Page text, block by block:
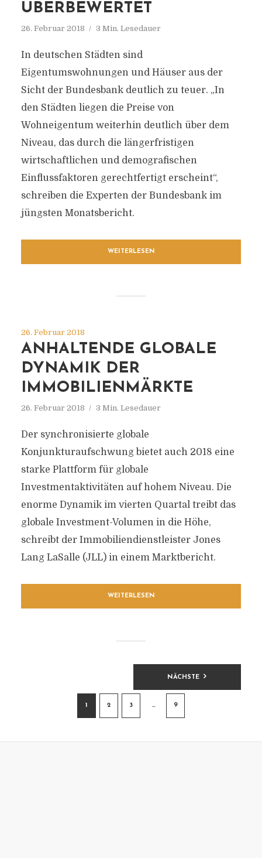
ÜBERBEWERTET
26. Februar 2018 3 Min. Lesedauer
In deutschen Städten sind
Eigentumswohnungen und Häuser aus der
Sicht der Bundesbank deutlich zu teuer. „In
den Städten liegen die Preise von
Wohneigentum weiterhin deutlich über dem
Niveau, das durch die längerfristigen
wirtschaftlichen und demografischen
Einflussfaktoren gerechtfertigt erscheint“,
schreiben die Experten der Bundesbank im
jüngsten Monatsbericht.
WEITERLESEN
26. Februar 2018
ANHALTENDE GLOBALE
DYNAMIK DER
IMMOBILIENMÄRKTE
26. Februar 2018 3 Min. Lesedauer
Der synchronisierte globale
Konjunkturaufschwung bietet auch 2018 eine
starke Plattform für globale
Investmentaktivitäten auf hohem Niveau. Die
enorme Dynamik im vierten Quartal treibt das
globale Investment-Volumen in die Höhe,
schreibt der Immobiliendienstleister Jones
Lang LaSalle (JLL) in einem Marktbericht.
WEITERLESEN
BEITRAGSNAVIGATION
1 2 3 … 9
NÄCHSTE